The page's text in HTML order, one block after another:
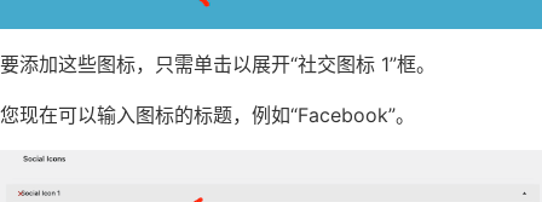
要添加这些图标，只需单击以展开“社交图标 1”框。
您现在可以输入图标的标题，例如“Facebook”。